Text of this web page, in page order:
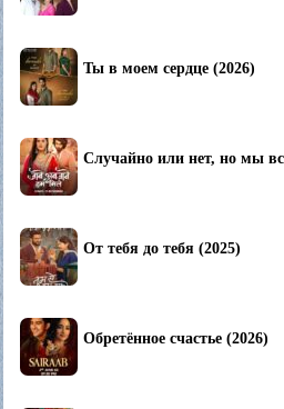
Ты в моем сердце (2026)
Случайно или нет, но мы
От тебя до тебя (2025)
Обретённое счастье (2026)